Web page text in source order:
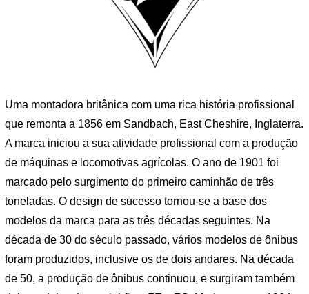
Uma montadora britânica com uma rica história profissional
que remonta a 1856 em Sandbach, East Cheshire, Inglaterra.
A marca iniciou a sua atividade profissional com a produção
de máquinas e locomotivas agrícolas. O ano de 1901 foi
marcado pelo surgimento do primeiro caminhão de três
toneladas. O design de sucesso tornou-se a base dos
modelos da marca para as três décadas seguintes. Na
década de 30 do século passado, vários modelos de ônibus
foram produzidos, inclusive os de dois andares. Na década
de 50, a produção de ônibus continuou, e surgiram também